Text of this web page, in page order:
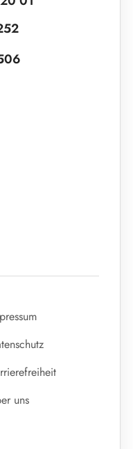
uns